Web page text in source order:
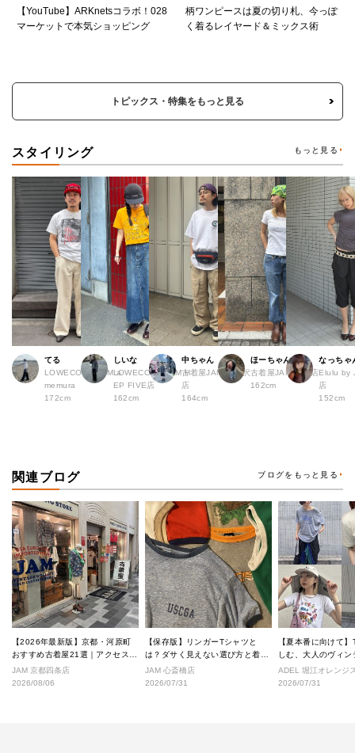
【YouTube】ARKnetsコラボ！028
マーケットで本気ショッピング
柄ワンピースは夏の切り札、今っぽ
く着るレイヤード＆ミックス術
トピックス・特集をもっと見る
スタイリング もっと見る
てる
LOWECO by JAM a
memura
172cm
しいな
LOWECO by JAM H
EP FIVE店
162cm
中ちゃん
古着屋JAM 下北沢
店
164cm
ほーちゃん
古着屋JAM 広島店
162cm
なっちゃ
Elulu by
店
152cm
関連ブログ ブログをもっと見る
【2026年最新版】京都・河原町
おすすめ古着屋21選｜アクセス良
好な絶対行くべきショップ厳選！
JAM 京都四条店
2026/08/06
【保存版】リンガーTシャツと
は？ダサく見えない選び方と着こ
なし完全ガイド
JAM 心斎橋店
2026/07/31
【夏本番に向けて
しむ、大人のヴィ
ル
ADEL 堀江オレンジ
2026/07/31